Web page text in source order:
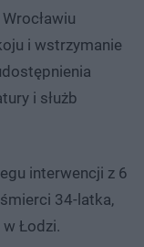
i wstrzymanie
i służb
interwencji z 6
34-latka,
Łodzi.